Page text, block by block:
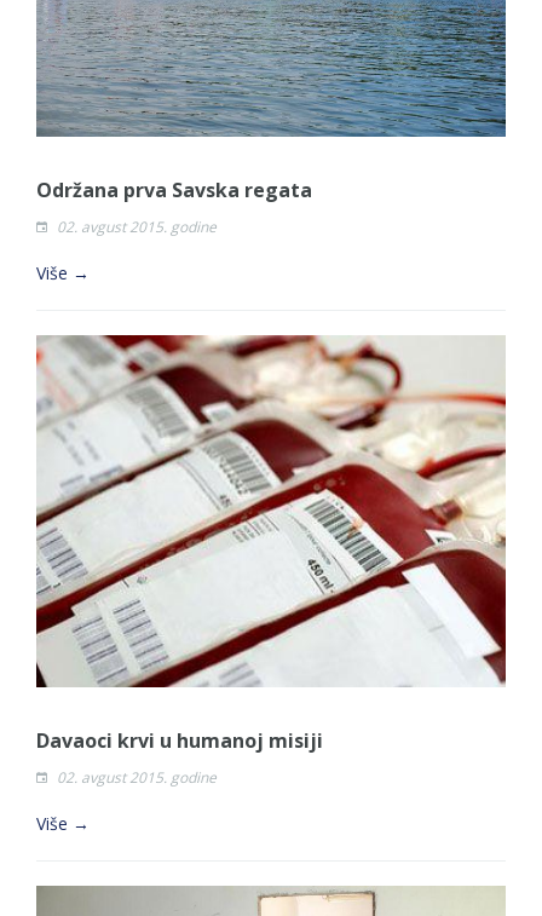
Održana prva Savska regata
02. avgust 2015. godine
Više →
Davaoci krvi u humanoj misiji
02. avgust 2015. godine
Više →